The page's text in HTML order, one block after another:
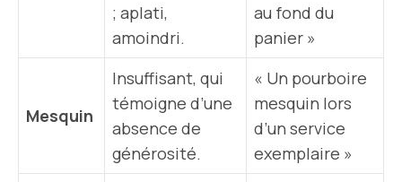
; aplati,
amoindri.
au fond du
panier »
Mesquin
Insuffisant, qui
témoigne d’une
absence de
générosité.
« Un pourboire
mesquin lors
d’un service
exemplaire »